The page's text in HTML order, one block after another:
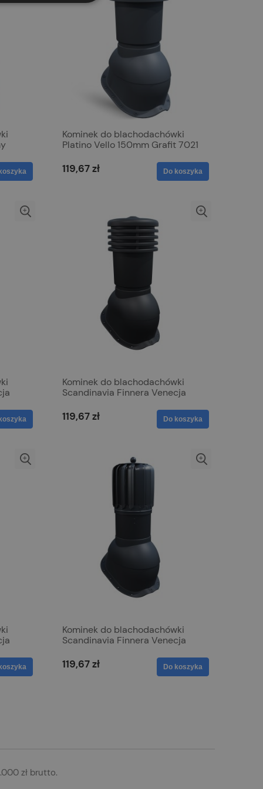
Kominek do blachodachówki
Platino Vello 150mm Grafit 7021
119,67 zł Do koszyka
Kominek do blachodachówki
Scandinavia Finnera Venecja
119,67 zł Do koszyka
Kominek do blachodachówki
Scandinavia Finnera Venecja
119,67 zł Do koszyka
zł brutto.